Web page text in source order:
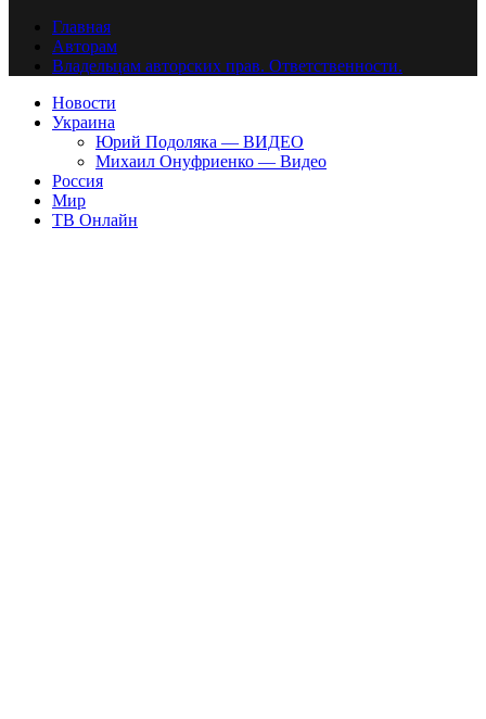
Главная
Авторам
Владельцам авторских прав. Ответственности.
Новости
Украина
Юрий Подоляка — ВИДЕО
Михаил Онуфриенко — Видео
Россия
Мир
ТВ Онлайн